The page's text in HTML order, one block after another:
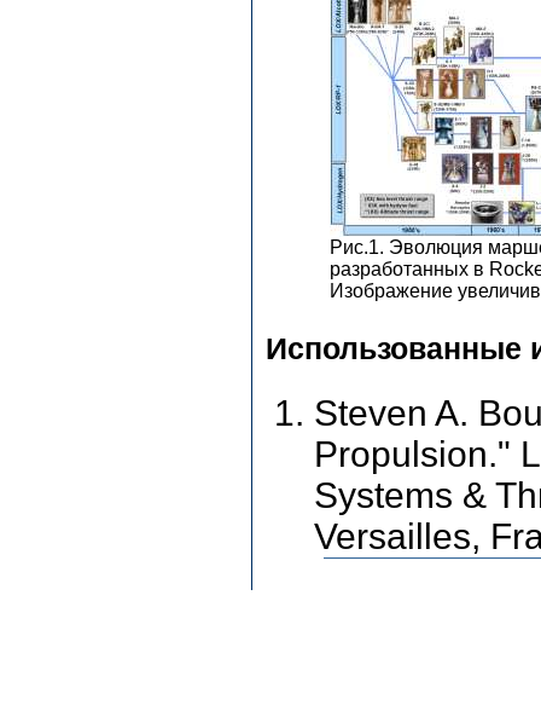
Рис.1. Эволюция
разработанных в
Изображение
Использованные
Steven A.
Propulsion."
Systems &
Versailles,